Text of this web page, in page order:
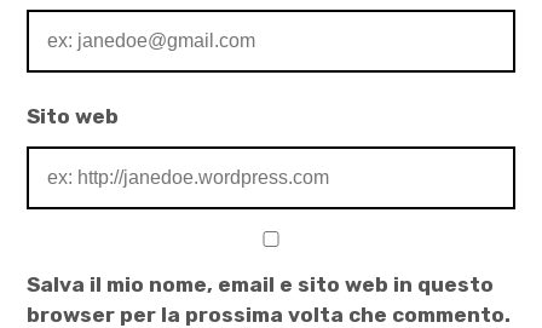
Montagne
Monte
,
Paolo
Sito web
Salva il mio nome, email e sito web in questo
browser per la prossima volta che commento.